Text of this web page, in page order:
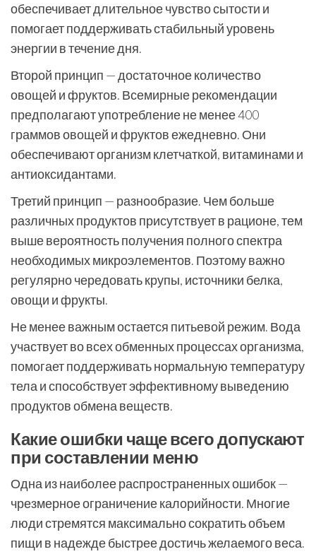
обеспечивает длительное чувство сытости и
помогает поддерживать стабильный уровень
энергии в течение дня.
Второй принцип — достаточное количество
овощей и фруктов. Всемирные рекомендации
предполагают употребление не менее 400
граммов овощей и фруктов ежедневно. Они
обеспечивают организм клетчаткой, витаминами и
антиоксидантами.
Третий принцип — разнообразие. Чем больше
различных продуктов присутствует в рационе, тем
выше вероятность получения полного спектра
необходимых микроэлементов. Поэтому важно
регулярно чередовать крупы, источники белка,
овощи и фрукты.
Не менее важным остается питьевой режим. Вода
участвует во всех обменных процессах организма,
помогает поддерживать нормальную температуру
тела и способствует эффективному выведению
продуктов обмена веществ.
Какие ошибки чаще всего допускают
при составлении меню
Одна из наиболее распространенных ошибок —
чрезмерное ограничение калорийности. Многие
люди стремятся максимально сократить объем
пищи в надежде быстрее достичь желаемого веса.